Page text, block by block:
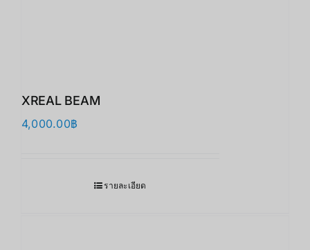
XREAL BEAM
4,000.00฿
รายละเอียด